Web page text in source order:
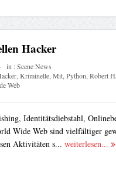
Hacker
in :Scene News
,Kriminelle,Mit,Python,Robert
Web
Identitätsdiebstahl,
Wide Web sind vielfältiger
Aktivitäten s... weiterlesen...